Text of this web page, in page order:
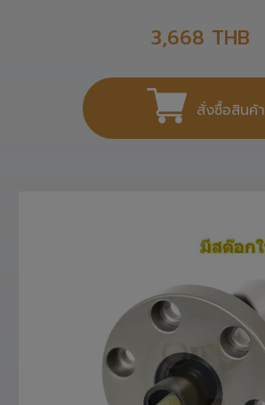
3,668 THB
สั่งซื้อสินค้า